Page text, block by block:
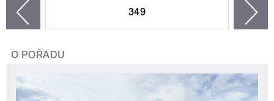
349
O POŘADU